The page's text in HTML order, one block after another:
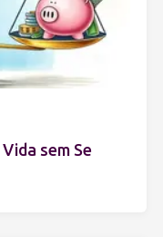
sem Se